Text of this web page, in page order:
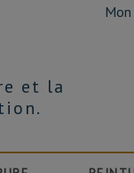
et la